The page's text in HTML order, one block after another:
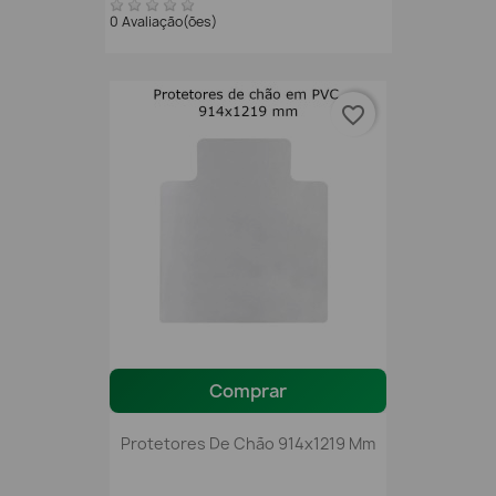
0 Avaliação(ões)
Comprar
Protetores De Chão 914x1219 Mm
favorite_border